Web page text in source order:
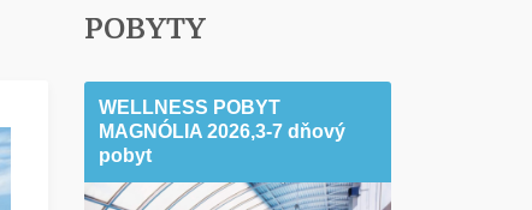
POBYTY
WELLNESS POBYT
MAGNÓLIA 2026,3-7 dňový
pobyt